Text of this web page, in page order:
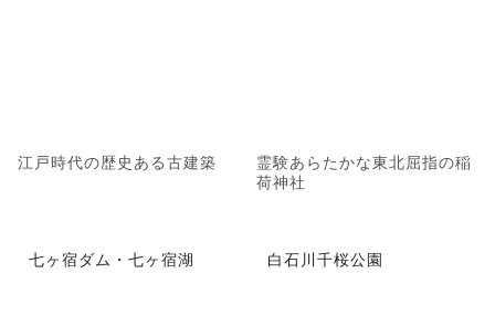
江戸時代の歴史ある古建築
霊験あらたかな東北屈指の稲
荷神社
七ヶ宿ダム・七ヶ宿湖 白石川千桜公園